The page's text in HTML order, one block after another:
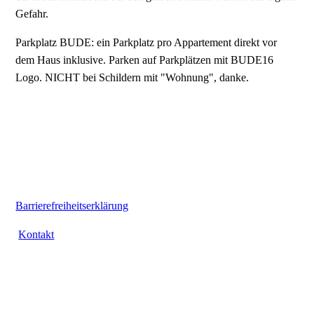
Gefahr.
Parkplatz BUDE: ein Parkplatz pro Appartement direkt vor
dem Haus inklusive. Parken auf Parkplätzen mit BUDE16
Logo. NICHT bei Schildern mit "Wohnung", danke.
Barrierefreiheitserklärung
Kontakt